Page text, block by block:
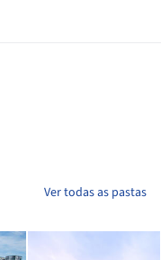
Ver todas as pastas